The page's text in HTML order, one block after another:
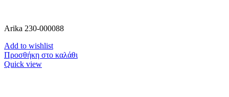
Arika 230-000088
Add to wishlist
Προσθήκη στο καλάθι
Quick view